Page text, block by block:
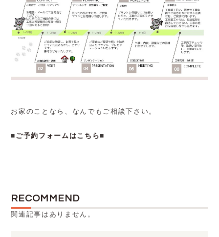
お家のことなら、なんでもご相談下さい。
■ ご予約フォームはこちら■
RECOMMEND
関連記事はありません。